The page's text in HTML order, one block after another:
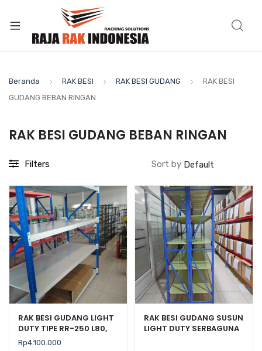
Beranda RAK BESI RAK BESI GUDANG
RAK BESI
GUDANG BEBAN RINGAN
RAK BESI GUDANG BEBAN RINGAN
Filters Sort by
RAK BESI GUDANG LIGHT
DUTY TIPE RR-250 L80,
KAPASITAS 250 KG
Rp4.100.000
RAK BESI GUDANG SUSUN
LIGHT DUTY SERBAGUNA